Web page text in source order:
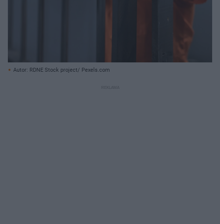
Autor: RDNE Stock project/ Pexels.com